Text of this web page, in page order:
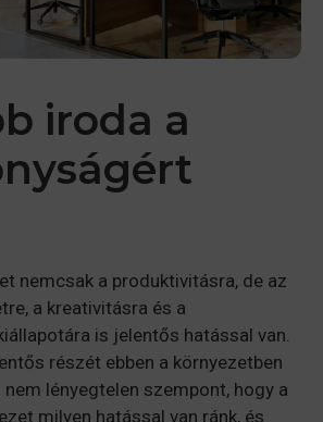
iroda a
nemcsak a produktivitásra, de az
a kreativitásra és a
is jelentős hatással van.
részét ebben a környezetben
lényegtelen szempont, hogy a
milyen hatással van ránk, és